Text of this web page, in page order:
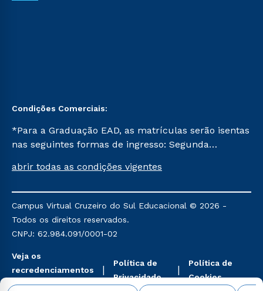
Condições Comerciais:
*Para a Graduação EAD, as matrículas serão isentas
nas seguintes formas de ingresso: Segunda
Já para as demais, a taxa de matrícula será de R$
mencionadas são referentes aos cursos: Ensino
Religioso, Geografia para a Docência e Metodologia
do Ensino de História: Questões Atuais.
abrir todas as condições vigentes
Campus Virtual Cruzeiro do Sul Educacional © 2026 -
Todos os direitos reservados.
CNPJ: 62.984.091/0001-02
Veja os
recredenciamentos
aqui
Política de
Privacidade
Política de
Cookies